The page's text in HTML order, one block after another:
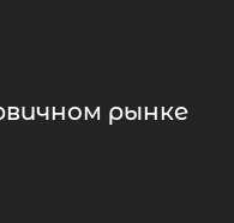
рынке